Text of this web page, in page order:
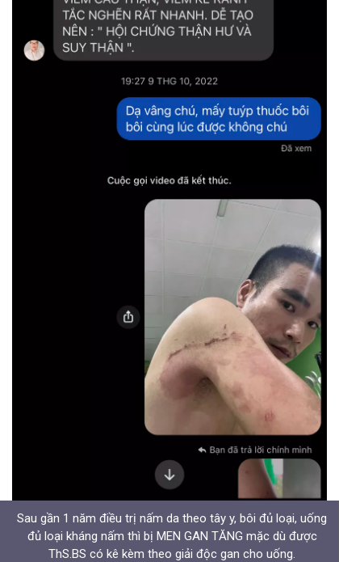
Sau gần 1 năm điều trị nấm da theo tây y, bôi đủ loại, uống
đủ loại kháng nấm thì bị MEN GAN TĂNG mặc dù được
ThS.BS có kê kèm theo giải độc gan cho uống.